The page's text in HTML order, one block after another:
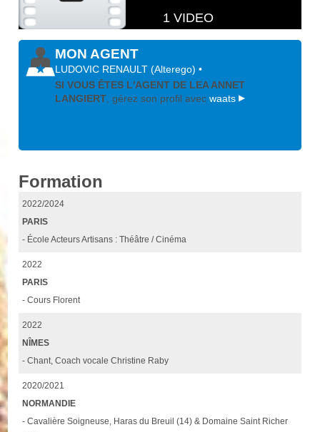
1 VIDEO
MON AGENT
LUDOVIC RENAULT (Alterego)•
SI VOUS ÊTES L′AGENT DE LEA ANNET
LANGIERT , gérez son profil avecwaats
Formation
2022/2024
PARIS
- École Acteurs Artisans : Théâtre / Cinéma
2022
PARIS
- Cours Florent
2022
NÎMES
- Chant, Coach vocale Christine Raby
2020/2021
NORMANDIE
- Cavalière Soigneuse, Haras du Breuil (14) & Domaine Saint Richer